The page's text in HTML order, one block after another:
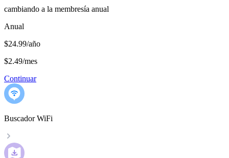
cambiando a la membresía anual
Anual
$24.99/año
$2.49/mes
Continuar
Buscador WiFi